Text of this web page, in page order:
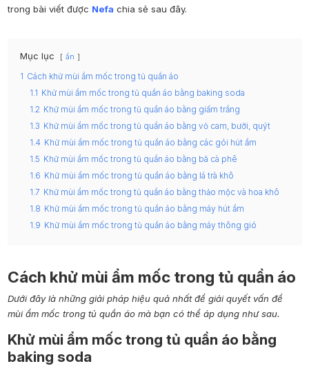
trong bài viết được Nefa chia sẻ sau đây.
Mục lục ẩn
1 Cách khử mùi ẩm mốc trong tủ quần áo
1.1 Khử mùi ẩm mốc trong tủ quần áo bằng baking soda
1.2 Khử mùi ẩm mốc trong tủ quần áo bằng giấm trắng
1.3 Khử mùi ẩm mốc trong tủ quần áo bằng vỏ cam, bưởi, quýt
1.4 Khử mùi ẩm mốc trong tủ quần áo bằng các gói hút ẩm
1.5 Khử mùi ẩm mốc trong tủ quần áo bằng bã cà phê
1.6 Khử mùi ẩm mốc trong tủ quần áo bằng lá trà khô
1.7 Khử mùi ẩm mốc trong tủ quần áo bằng thảo mộc và hoa khô
1.8 Khử mùi ẩm mốc trong tủ quần áo bằng máy hút ẩm
1.9 Khử mùi ẩm mốc trong tủ quần áo bằng máy thông gió
Cách khử mùi ẩm mốc trong tủ quần áo
Dưới đây là những giải pháp hiệu quả nhất để giải quyết vấn đề
mùi ẩm mốc trong tủ quần áo mà bạn có thể áp dụng như sau.
Khử mùi ẩm mốc trong tủ quần áo bằng
baking soda